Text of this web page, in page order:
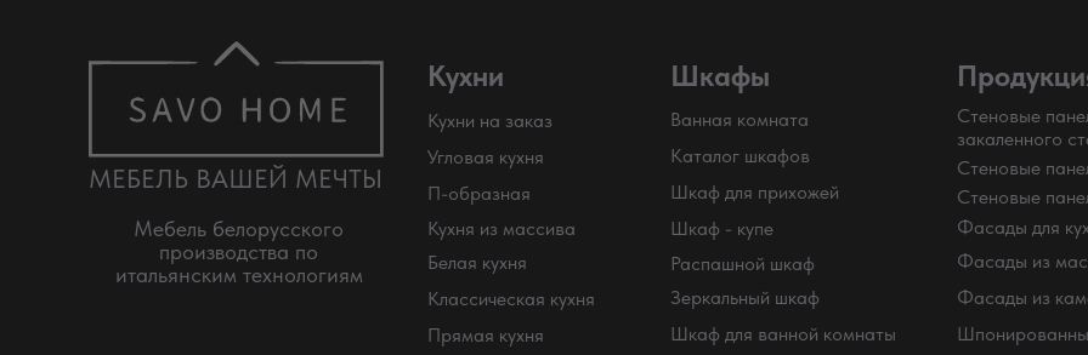
Стеновые
закаленного
Мебель белорусского
производства по
итальянским технологиям
МЕБЕЛЬ ВАШЕЙ МЕЧТЫ
Фасады для
Фасады из
Фасады из
Стеновые
Стеновые
Распашной шкаф
Шкаф для прихожей
Шкаф - купе
Каталог шкафов
Шкаф для ванной комнаты
Зеркальный шкаф
Ванная комната
Кухня из массива
Угловая кухня
Кухни на заказ
П-образная
Классическая кухня
Белая кухня
Кухни Шкафы
Прямая кухня